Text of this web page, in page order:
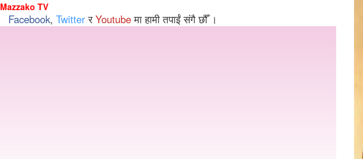
Mazzako TV
Facebook, TwitterरYoutubeमा हामी तपाईं संगै छौँ ।